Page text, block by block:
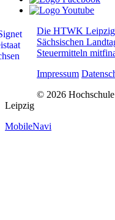
Die HTWK Leipzig
Sächsischen
Steuermitteln
Impressum
© 2026
Leipzig
MobileNavi